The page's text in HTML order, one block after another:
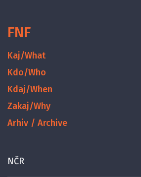
FNF
Kaj/What
Kdo/Who
Kdaj/When
Zakaj/Why
Arhiv / Archive
NČR